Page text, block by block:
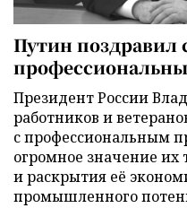
Путин поздравил
Президент России
работников и
с профессиональным
огромное значение их
и раскрытия её
промышленного